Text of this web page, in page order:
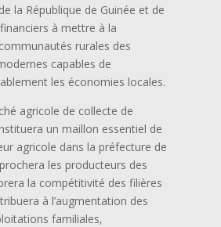
la République de Guinée et de
à mettre à la
rurales des
capables de
les économies locales.
agricole de collecte de
un maillon essentiel de
agricole dans la préfecture de
les producteurs des
la compétitivité des filières
à l’augmentation des
familiales,